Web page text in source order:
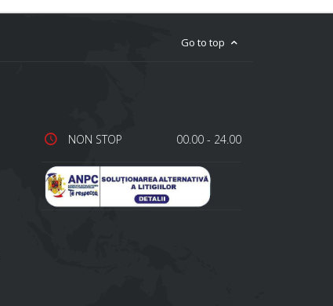
Go to top
NON STOP 00.00 - 24.00